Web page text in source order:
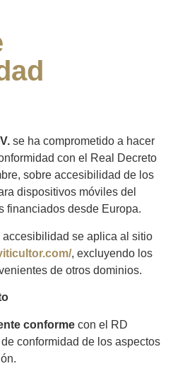
se ha comprometido a hacer
con el Real Decreto
sobre accesibilidad de los
dispositivos móviles del
financiados desde Europa.
se aplica al sitio
, excluyendo los
de otros dominios.
conforme con el RD
conformidad de los aspectos